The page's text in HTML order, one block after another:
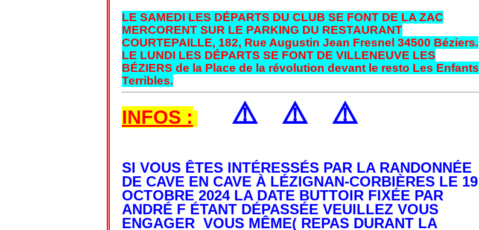
LE SAMEDI LES DÉPARTS DU CLUB SE FONT DE LA ZAC
MERCORENT SUR LE PARKING DU RESTAURANT
COURTEPAILLE, 182, Rue Augustin Jean Fresnel 34500 Béziers.
LE LUNDI LES DÉPARTS SE FONT DE VILLENEUVE LES
BÉZIERS de la Place de la révolution devant le resto Les Enfants
Terribles.
INFOS : ⚠️ ⚠️ ⚠️
SI VOUS ÊTES INTÉRESSÉS PAR LA RANDONNÉE
DE CAVE EN CAVE À LÉZIGNAN-CORBIÈRES LE 19
OCTOBRE 2024 LA DATE BUTTOIR FIXÉE PAR
ANDRÉ F ÉTANT DÉPASSÉE VEUILLEZ VOUS
ENGAGER VOUS MÊME( REPAS DURANT LA